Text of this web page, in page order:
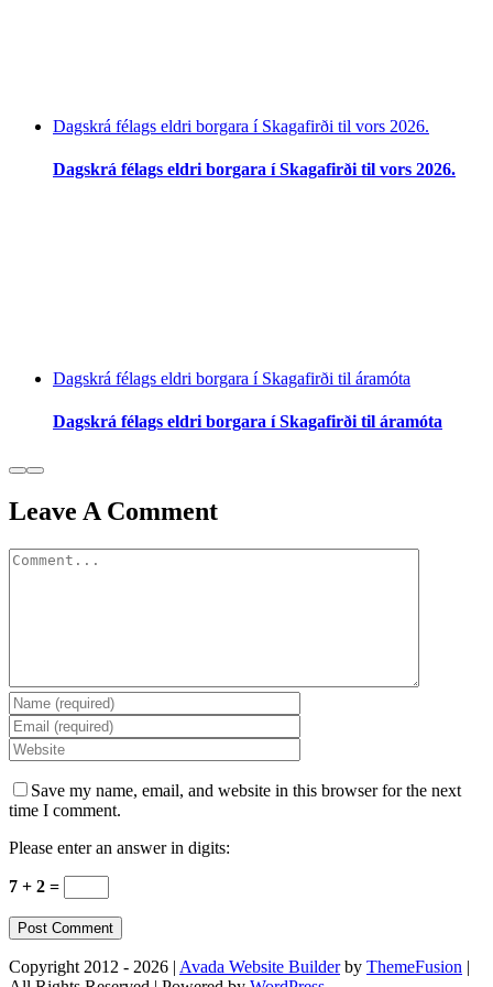
Dagskrá félags eldri borgara í Skagafirði til vors 2026.
Dagskrá félags eldri borgara í Skagafirði til vors 2026.
Dagskrá félags eldri borgara í Skagafirði til áramóta
Dagskrá félags eldri borgara í Skagafirði til áramóta
Leave A Comment
Comment
Save my name, email, and website in this browser for the next
time I comment.
Please enter an answer in digits:
7 + 2 =
Copyright 2012 - 2026 | Avada Website Builderby ThemeFusion |